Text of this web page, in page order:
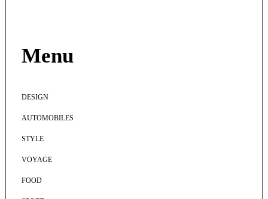
Menu
DESIGN
AUTOMOBILES
STYLE
VOYAGE
FOOD